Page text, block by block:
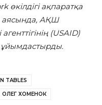
ақпаратқа
аясында, АҚШ
(USAID)
TABLES
ОЛЕГ ХОМЕНОК